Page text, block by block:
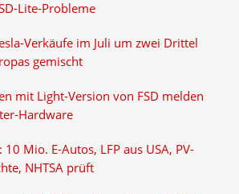
Lite-Probleme
Verkäufe im Juli um zwei Drittel
gemischt
mit Light-Version von FSD melden
Hardware
Mio. E-Autos, LFP aus USA, PV-
NHTSA prüft